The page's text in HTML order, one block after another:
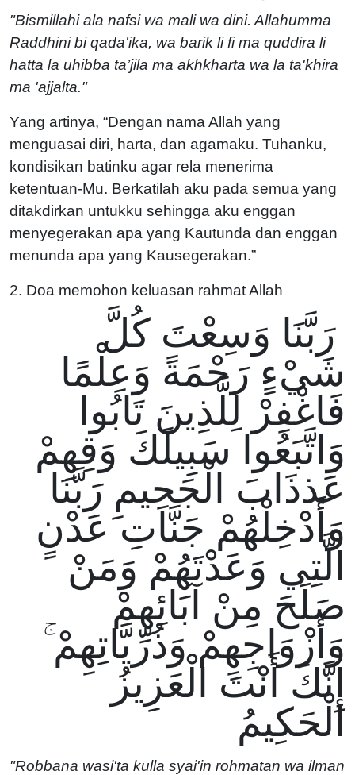
"Bismillahi ala nafsi wa mali wa dini. Allahumma
Raddhini bi qada'ika, wa barik li fi ma quddira li
hatta la uhibba ta’jila ma akhkharta wa la ta'khira
ma 'ajjalta."
Yang artinya, “Dengan nama Allah yang
menguasai diri, harta, dan agamaku. Tuhanku,
kondisikan batinku agar rela menerima
ketentuan-Mu. Berkatilah aku pada semua yang
ditakdirkan untukku sehingga aku enggan
menyegerakan apa yang Kautunda dan enggan
menunda apa yang Kausegerakan.”
2. Doa memohon keluasan rahmat Allah
رَبَّنَا وَسِعْتَ كُلَّ
شَيْءٍ رَحْمَةً وَعِلْمًا
فَاغْفِرْ لِلَّذِينَ تَابُوا
وَاتَّبَعُوا سَبِيلَكَ وَقِهِمْ
عَذذَابَ الْجَحِيمِ رَبَّنَا
وَأَدْخِلْهُمْ جَنَّاتِ عَدْنٍ
الَّتِي وَعَدْتَهُمْ وَمَنْ
صَلَحَ مِنْ آبَائِهِمْ
وَأَزْوَاجِهِمْ وَذُرِّيَّاتِهِمْ ۚ
إِنَّكَ أَنْتَ الْعَزِيزُ
الْحَكِيمُ
"Robbana wasi'ta kulla syai'in rohmatan wa ilman